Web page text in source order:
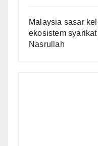
Malaysia sasar
ekosistem
Nasrullah